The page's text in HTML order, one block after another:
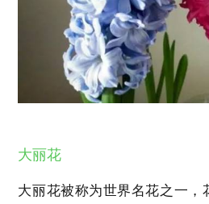
大丽花
大丽花被称为世界名花之一，